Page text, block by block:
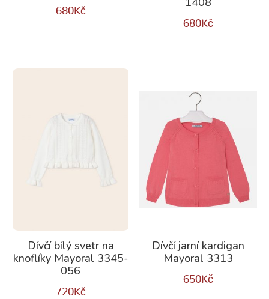
680Kč
680Kč
Dívčí bílý svetr na
knoflíky Mayoral 3345-
056
720Kč
Dívčí jarní kardigan
Mayoral 3313
650Kč